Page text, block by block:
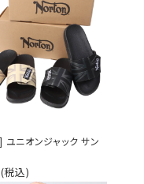
ニオンジャック サン
(税込)